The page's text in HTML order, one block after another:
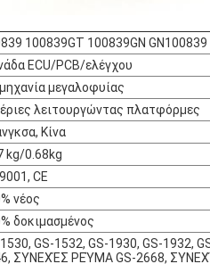
100839GT 100839GN GN100839
ECU/PCB/ελέγχου
μεγαλοφυίας
λειτουργώντας πλατφόρμες
Κίνα
kg/0.68kg
CE
νέος
δοκιμασμένος
GS-1532, GS-1930, GS-1932,
ΣΥΝΕΧΈΣ ΡΕΎΜΑ GS-2668,